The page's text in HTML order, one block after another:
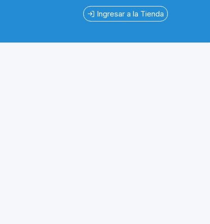
Ingresar a la Tienda